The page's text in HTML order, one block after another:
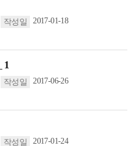
2017-01-18
1
2017-06-26
2017-01-24